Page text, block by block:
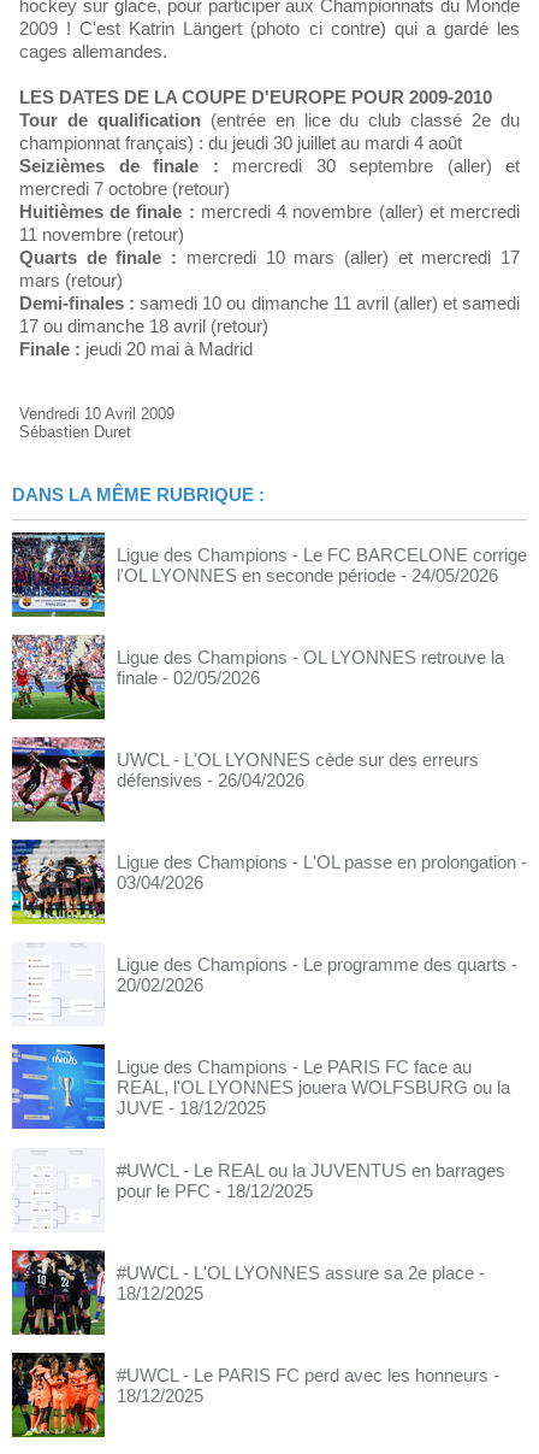
hockey sur glace, pour participer aux Championnats du Monde
2009 ! C'est Katrin Längert (photo ci contre) qui a gardé les
cages allemandes.
LES DATES DE LA COUPE D'EUROPE POUR 2009-2010
Tour de qualification(entrée en lice du club classé 2e du
championnat français) : du jeudi 30 juillet au mardi 4 août
Seizièmes de finale : mercredi 30 septembre (aller) et
mercredi 7 octobre (retour)
Huitièmes de finale : mercredi 4 novembre (aller) et mercredi
11 novembre (retour)
Quarts de finale : mercredi 10 mars (aller) et mercredi 17
mars (retour)
Demi-finales :samedi 10 ou dimanche 11 avril (aller) et samedi
17 ou dimanche 18 avril (retour)
Finale : jeudi 20 mai à Madrid
Vendredi 10 Avril 2009
Sébastien Duret
DANS LA MÊME RUBRIQUE :
Ligue des Champions - Le FC BARCELONE corrige
l'OL LYONNES en seconde période - 24/05/2026
Ligue des Champions - OL LYONNES retrouve la
finale - 02/05/2026
UWCL - L'OL LYONNES cède sur des erreurs
défensives - 26/04/2026
Ligue des Champions - L'OL passe en prolongation -
03/04/2026
Ligue des Champions - Le programme des quarts -
20/02/2026
Ligue des Champions - Le PARIS FC face au
REAL, l'OL LYONNES jouera WOLFSBURG ou la
JUVE - 18/12/2025
#UWCL - Le REAL ou la JUVENTUS en barrages
pour le PFC - 18/12/2025
#UWCL - L'OL LYONNES assure sa 2e place -
18/12/2025
#UWCL - Le PARIS FC perd avec les honneurs -
18/12/2025